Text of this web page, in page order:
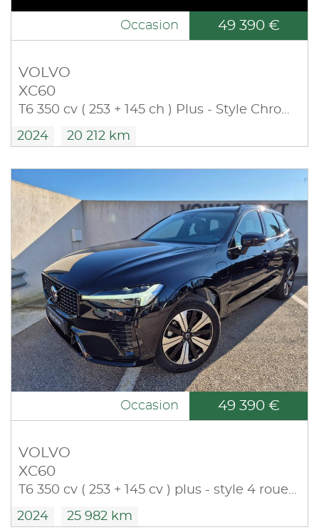
Occasion 49 390 €
VOLVO
XC60
T6 350 cv ( 253 + 145 ch ) Plus - Style Chrome 4 roues motrices
2024 20 212 km
Occasion 49 390 €
VOLVO
XC60
T6 350 cv ( 253 + 145 cv ) plus - style 4 roues motrices
2024 25 982 km